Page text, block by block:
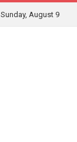
Sunday, August 9